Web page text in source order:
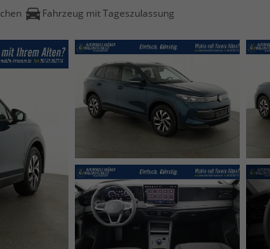
Fahrzeug mit Tageszulassung